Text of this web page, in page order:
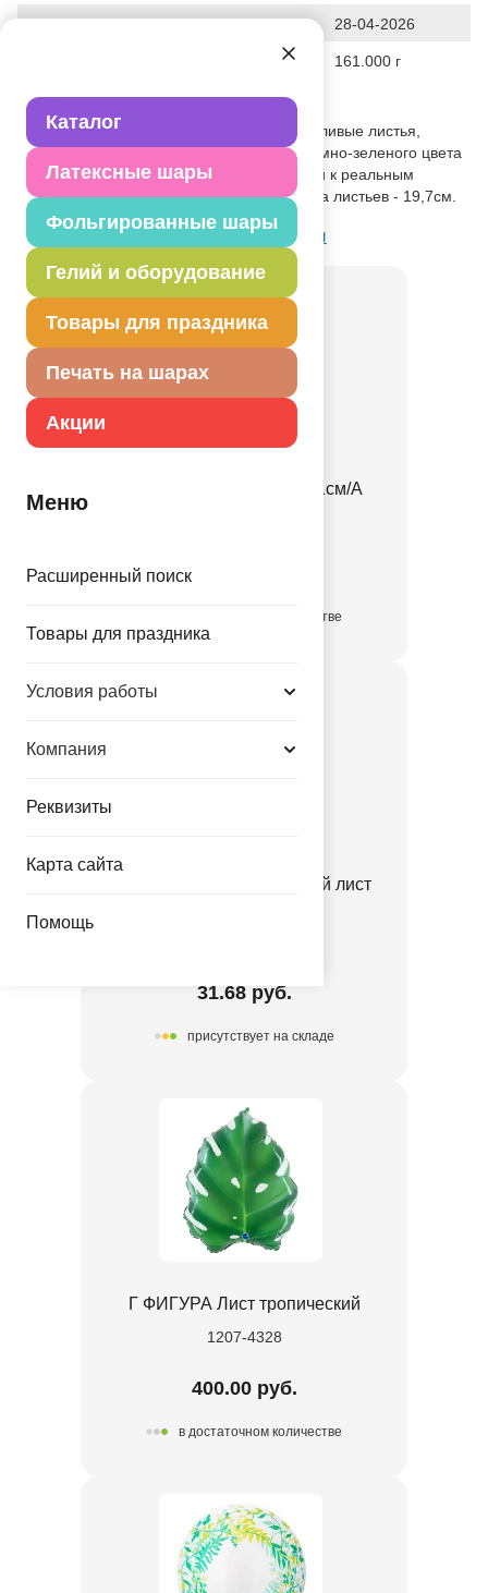
Каталог
Латексные шары
Фольгированные шары
Гелий и оборудование
Товары для праздника
Печать на шарах
Акции
Меню
Расширенный поиск
Товары для праздника
Условия работы
Компания
Реквизиты
Карта сайта
Помощь
Дата последнего изменения элемента 28-04-2026
161.000 г
Описание товара
Натуральный пеньковый шнур и причудливые листья,
вырезанные из дизайнерской бумаги темно-зеленого цвета
сделают вашу вечеринку прибл иженной к реальным
Гавайям! Длина гирлянды 540см, высота листьев - 19,7см.
Товар из коллекцииЛист Пальмы
Пальма настол фольг 51см/А
129.60 руб.
в достаточном количестве
Баннер фольг Пальмовый лист
31.68 руб.
присутствует на складе
Г ФИГУРА Лист тропический
1207-4328
400.00 руб.
в достаточном количестве